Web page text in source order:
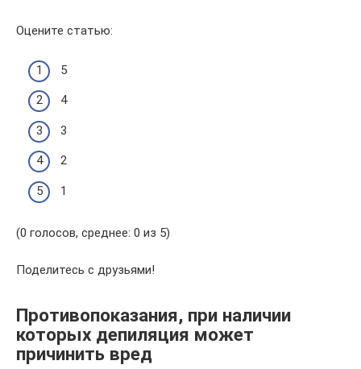
Оцените статью:
5
4
3
2
1
(0 голосов, среднее: 0 из 5)
Поделитесь с друзьями!
Противопоказания, при наличии
которых депиляция может
причинить вред